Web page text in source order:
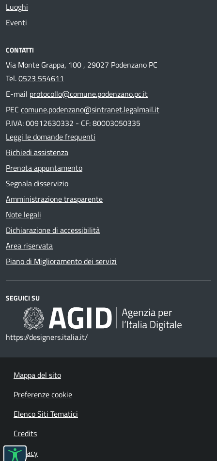
Luoghi
Eventi
CONTATTI
Via Monte Grappa, 100 , 29027 Podenzano PC
Tel.0523 554611
E-mail protocollo@comune.podenzano.pc.it
PEC comune.podenzano@sintranet.legalmail.it
P.IVA: 00912630332 - CF: 80003050335
Leggi le domande frequenti
Richiedi assistenza
Prenota appuntamento
Segnala disservizio
Amministrazione trasparente
Note legali
Dichiarazione di accessibilità
Area riservata
Piano di Miglioramento dei servizi
SEGUICI SU
https://designers.italia.it/
Mappa del sito
Preferenze cookie
Elenco Siti Tematici
Credits
Privacy